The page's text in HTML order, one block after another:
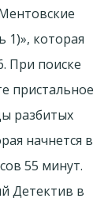
1)», которая
При поиске
пристальное
разбитых
начнется в
55 минут.
Детектив в